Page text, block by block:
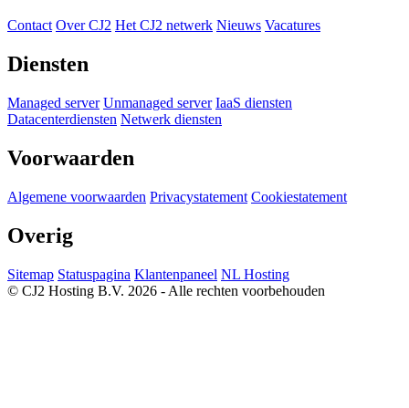
Contact Over CJ2 Het CJ2 netwerk Nieuws Vacatures
Diensten
Managed server Unmanaged server IaaS diensten
Datacenterdiensten Netwerk diensten
Voorwaarden
Algemene voorwaarden Privacystatement Cookiestatement
Overig
Sitemap Statuspagina Klantenpaneel NL Hosting
© CJ2 Hosting B.V. 2026 - Alle rechten voorbehouden